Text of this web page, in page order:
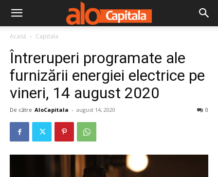
Acasă Capitala
Întreruperi programate ale
furnizării energiei electrice pe
vineri, 14 august 2020
De către AloCapitala - august 14, 2020 0